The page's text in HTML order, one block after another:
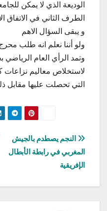
الوديعة الذي لا يمكن
الطرف الثاني في الاتفاق
و يبقى السؤال الاهم
ولو أننا نعلم انه طلب
وتمد الرأي العام الرياضي
لاستخلاص معاليم نزاعات
التي تحصلت عليها مقابل
تصفّح
المقالات
النجم يصطدم بالجيش
المغربي في رابطة الأبطال
الإفريقية